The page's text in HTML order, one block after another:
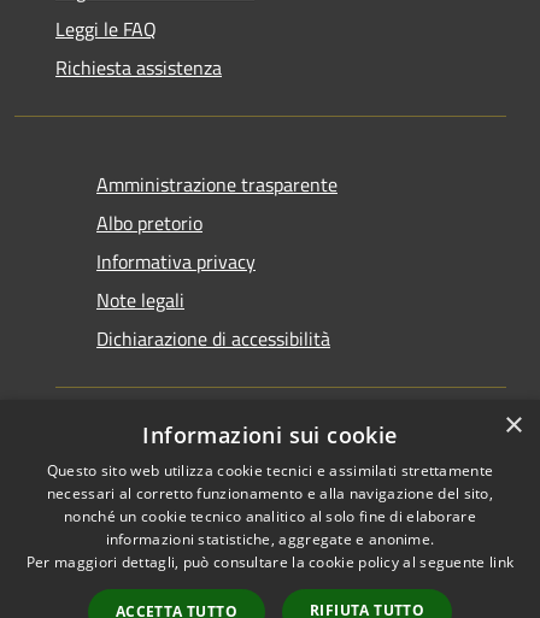
Leggi le FAQ
Richiesta assistenza
Amministrazione trasparente
Albo pretorio
Informativa privacy
Note legali
Dichiarazione di accessibilità
RSS
Accessibilità
Cookie
Mappa del sito
Copyright © 2026 • Comune di
Santarcangelo di Romagna •
Powered byMunicipium
Accesso redazione
×
Informazioni sui cookie
Questo sito web utilizza cookie tecnici e assimilati strettamente
necessari al corretto funzionamento e alla navigazione del sito,
nonché un cookie tecnico analitico al solo fine di elaborare
informazioni statistiche, aggregate e anonime.
Per maggiori dettagli, può consultare la cookie policy al seguente link
ACCETTA TUTTO RIFIUTA TUTTO